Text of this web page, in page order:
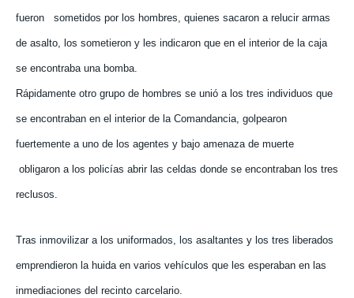
fueron sometidos por los hombres, quienes sacaron a relucir armas
de asalto, los sometieron y les indicaron que en el interior de la caja
se encontraba una bomba.
Rápidamente otro grupo de hombres se unió a los tres individuos que
se encontraban en el interior de la Comandancia, golpearon
fuertemente a uno de los agentes y bajo amenaza de muerte
obligaron a los policías abrir las celdas donde se encontraban los tres
reclusos.
Tras inmovilizar a los uniformados, los asaltantes y los tres liberados
emprendieron la huida en varios vehículos que les esperaban en las
inmediaciones del recinto carcelario.